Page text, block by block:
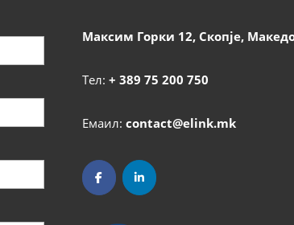
Максим Горки 12, Скопје,
Тел: + 389 75 200 750
Емаил: contact@elink.mk